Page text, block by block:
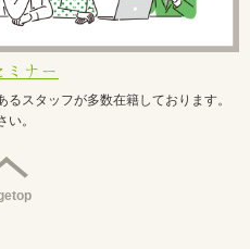
ミナー
スタッフが多数在籍しております。
。